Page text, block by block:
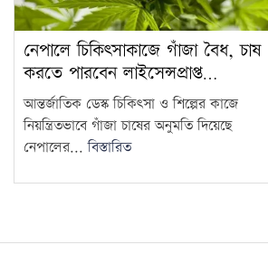
নেপালে চিকিৎসাকাজে গাঁজা বৈধ, চাষ
করতে পারবেন লাইসেন্সপ্রাপ্ত…
আন্তর্জাতিক ডেস্ক চিকিৎসা ও শিল্পের কাজে
নিয়ন্ত্রিতভাবে গাঁজা চাষের অনুমতি দিয়েছে
নেপালের...বিস্তারিত